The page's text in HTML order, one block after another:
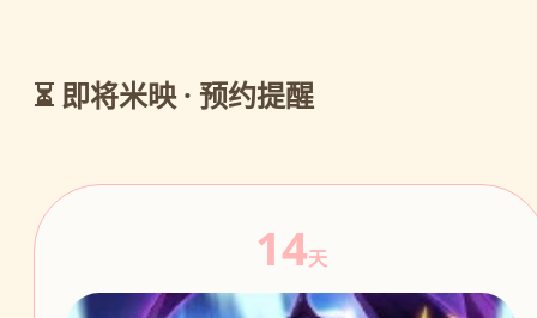
⏳ 即将米映 · 预约提醒
14天